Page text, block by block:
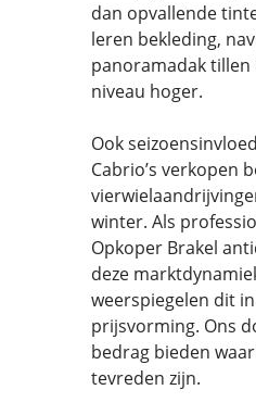
dan opvallende
leren bekleding,
panoramadak tillen
niveau hoger.
Ook
Cabrio’s verkopen
winter. Als
Opkoper Brakel
deze
weerspiegelen dit
prijsvorming. Ons
bedrag bieden
tevreden zijn.